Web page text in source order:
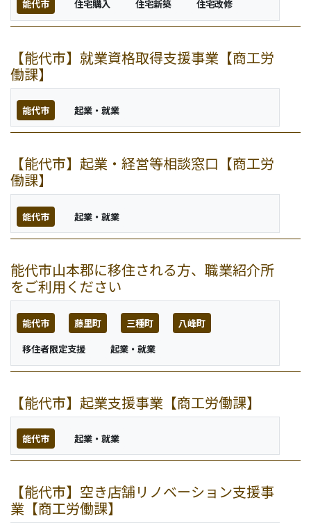
能代市 住宅購入 住宅新築 住宅改修
【能代市】就業資格取得支援事業【商工労
働課】
能代市 起業・就業
【能代市】起業・経営等相談窓口【商工労
働課】
能代市 起業・就業
能代市山本郡に移住される方、職業紹介所
をご利用ください
能代市 藤里町 三種町
八峰町
移住者限定支援
起業・就業
【能代市】起業支援事業【商工労働課】
能代市 起業・就業
【能代市】空き店舗リノベーション支援事
業【商工労働課】